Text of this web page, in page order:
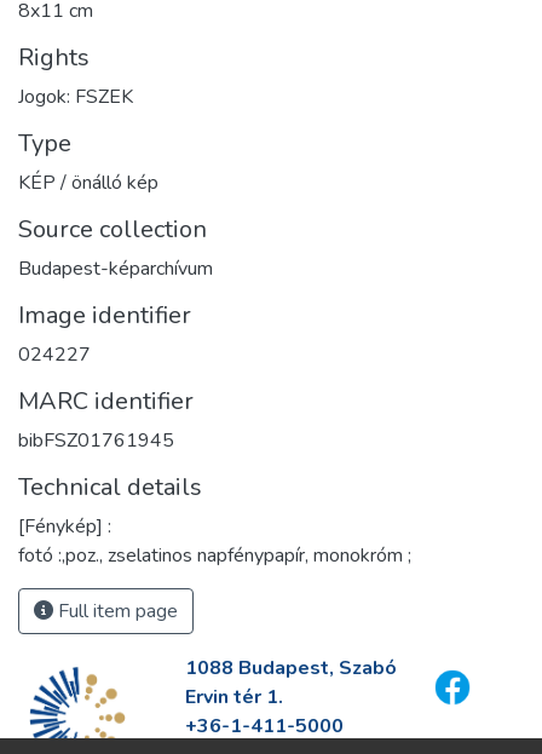
8x11 cm
Rights
Jogok: FSZEK
Type
KÉP / önálló kép
Source collection
Budapest-képarchívum
Image identifier
024227
MARC identifier
bibFSZ01761945
Technical details
[Fénykép] :
fotó :,poz., zselatinos napfénypapír, monokróm ;
Full item page
1088 Budapest, Szabó
Ervin tér 1.
+36-1-411-5000